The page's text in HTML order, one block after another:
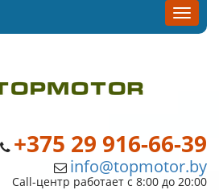
+375 29 916-66-39
info@topmotor.by
Call-центр работает с 8:00 до 20:00